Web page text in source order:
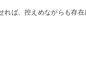
れば、控えめながらも存